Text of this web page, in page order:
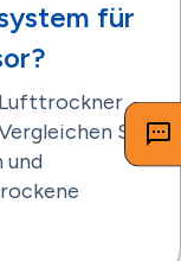
für
Lufttrockner
Sie
und